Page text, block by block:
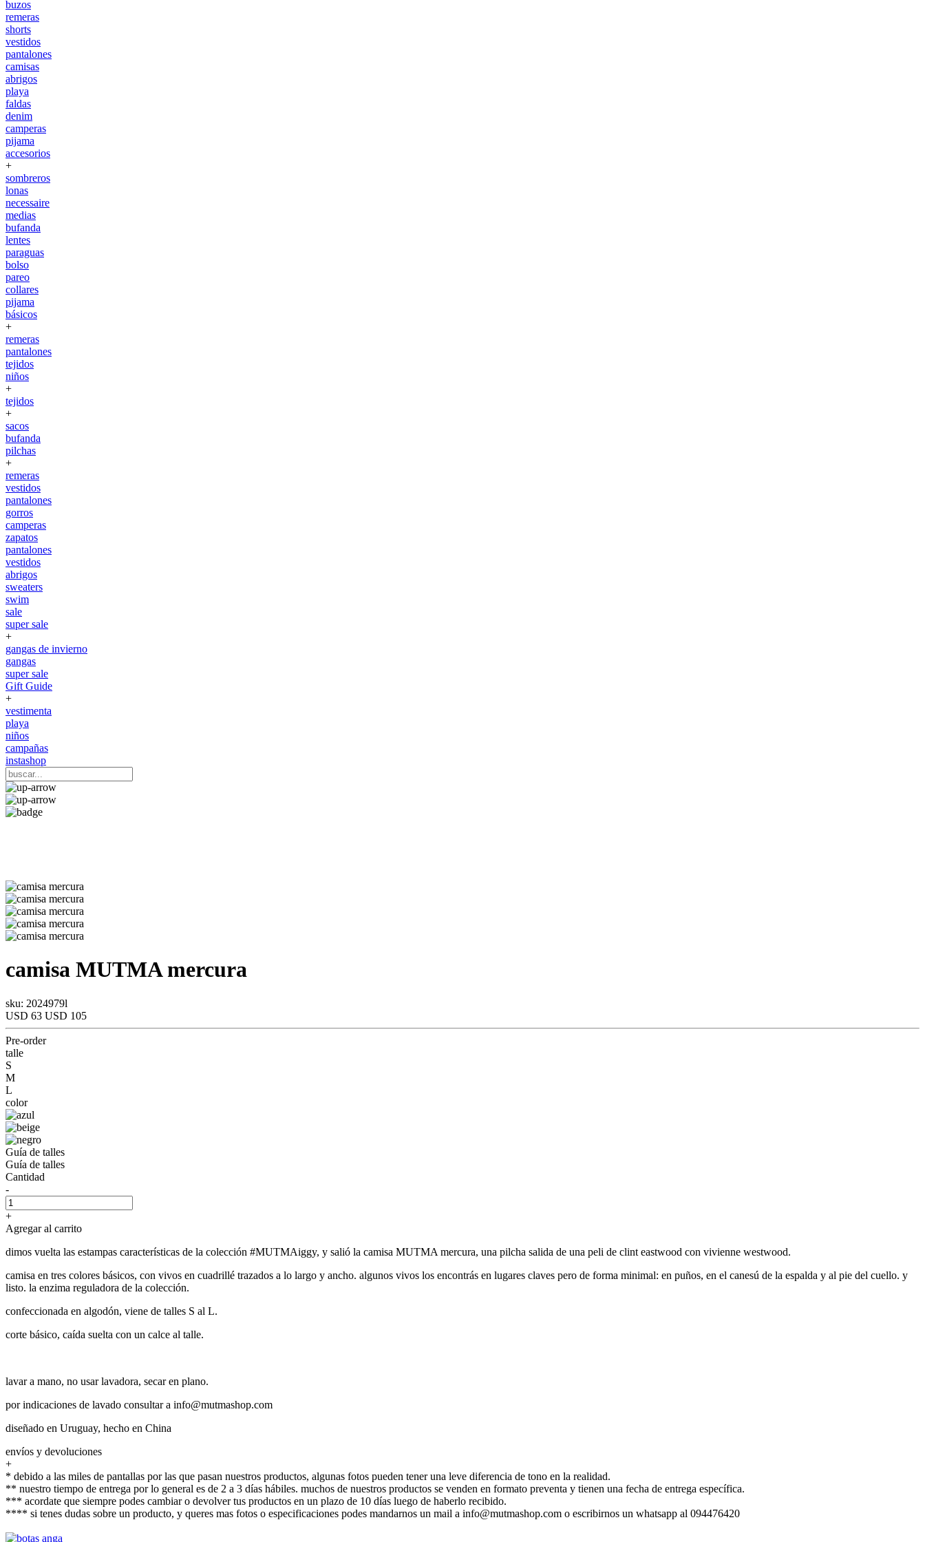
buzos
remeras
shorts
vestidos
pantalones
camisas
abrigos
playa
faldas
denim
camperas
pijama
accesorios
+
sombreros
lonas
necessaire
medias
bufanda
lentes
paraguas
bolso
pareo
collares
pijama
básicos
+
remeras
pantalones
tejidos
niños
+
tejidos
+
sacos
bufanda
pilchas
+
remeras
vestidos
pantalones
gorros
camperas
zapatos
pantalones
vestidos
abrigos
sweaters
swim
sale
super sale
+
gangas de invierno
gangas
super sale
Gift Guide
+
vestimenta
playa
niños
campañas
instashop
camisa MUTMAmercura
sku: 2024979l
USD 63 USD 105
Pre-order
talle
S
M
L
color
Guía de talles
Guía de talles
Cantidad
-
+
Agregar al carrito
dimos vuelta las estampas características de la colección #MUTMAiggy, y salió la camisa MUTMA mercura, una pilcha salida de una peli de clint eastwood con vivienne westwood.
camisa en tres colores básicos, con vivos en cuadrillé trazados a lo largo y ancho. algunos vivos los encontrás en lugares claves pero de forma minimal: en puños, en el canesú de la espalda y al pie del cuello. y
listo. la enzima reguladora de la colección.
confeccionada en algodón, viene de talles S al L.
corte básico, caída suelta con un calce al talle.
lavar a mano, no usar lavadora, secar en plano.
por indicaciones de lavado consultar a info@mutmashop.com
diseñado en Uruguay, hecho en China
envíos y devoluciones
+
* debido a las miles de pantallas por las que pasan nuestros productos, algunas fotos pueden tener una leve diferencia de tono en la realidad.
** nuestro tiempo de entrega por lo general es de 2 a 3 días hábiles. muchos de nuestros productos se venden en formato preventa y tienen una fecha de entrega específica.
*** acordate que siempre podes cambiar o devolver tus productos en un plazo de 10 días luego de haberlo recibido.
**** si tenes dudas sobre un producto, y queres mas fotos o especificaciones podes mandarnos un mail a info@mutmashop.com o escribirnos un whatsapp al 094476420